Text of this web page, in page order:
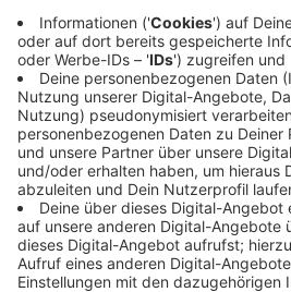
Wir
Zustimmung, um
Video-Service
Wir verwenden einen
Drittanbieters, um
einzubetten. Dieser
Daten zu Ihren
sammeln. Bitte
Details durch und
Nutzung des Service